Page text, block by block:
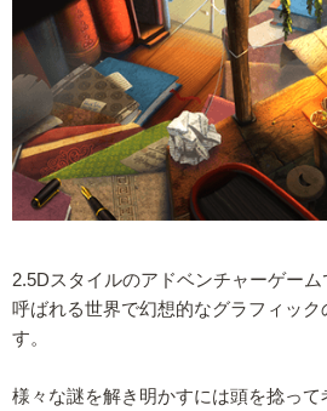
2.5Dスタイルのアドベンチャーゲー
呼ばれる世界で幻想的なグラフィック
す。
様々な謎を解き明かすには頭を捻って